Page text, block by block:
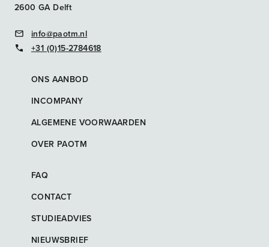
2600 GA Delft
info@paotm.nl
+31 (0)15-2784618
ONS AANBOD
INCOMPANY
ALGEMENE VOORWAARDEN
OVER PAOTM
FAQ
CONTACT
STUDIEADVIES
NIEUWSBRIEF